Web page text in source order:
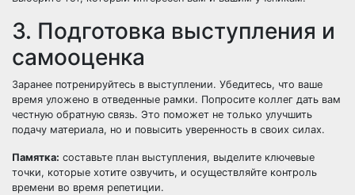
3. Подготовка выступления и
самооценка
Заранее потренируйтесь в выступлении. Убедитесь, что ваше
время уложено в отведенные рамки. Попросите коллег дать вам
честную обратную связь. Это поможет не только улучшить
подачу материала, но и повысить уверенность в своих силах.
Памятка: составьте план выступления, выделите ключевые
точки, которые хотите озвучить, и осуществляйте контроль
времени во время репетиции.